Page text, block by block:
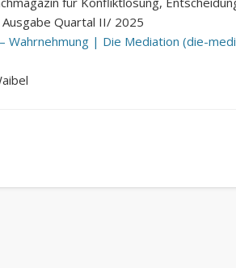
Quartal II/ 2025
Wahrnehmung | Die Mediation (die-